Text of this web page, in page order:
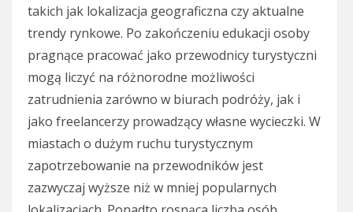
takich jak lokalizacja geograficzna czy aktualne
trendy rynkowe. Po zakończeniu edukacji osoby
pragnące pracować jako przewodnicy turystyczni
mogą liczyć na różnorodne możliwości
zatrudnienia zarówno w biurach podróży, jak i
jako freelancerzy prowadzący własne wycieczki. W
miastach o dużym ruchu turystycznym
zapotrzebowanie na przewodników jest
zazwyczaj wyższe niż w mniej popularnych